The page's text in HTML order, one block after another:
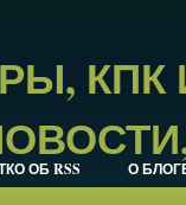
ОБ RSS О